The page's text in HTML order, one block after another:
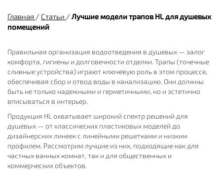
Главная / Статьи / Лучшие модели трапов HL для душевых
помещений
Правильная организация водоотведения в душевых — залог
комфорта, гигиены и долговечности отделки. Трапы (точечные
сливные устройства) играют ключевую роль в этом процессе,
обеспечивая сбор и отвод воды в канализацию. Они должны
быть не только надежными и герметичными, но и эстетично
вписываться в интерьер.
Продукция HL охватывает широкий спектр решений для
душевых — от классических пластиковых моделей до
дизайнерских линеек с линейными решетками и низким
профилем. Рассмотрим лучшие из них, подходящие как для
частных ванных комнат, так и для общественных и
коммерческих объектов.